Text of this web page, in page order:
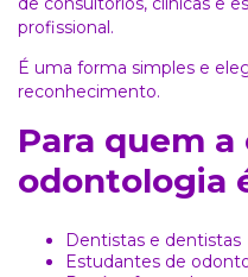
profissional.
É uma forma simples e
reconhecimento.
Para quem a
odontologia
Dentistas e dentistas
Estudantes de